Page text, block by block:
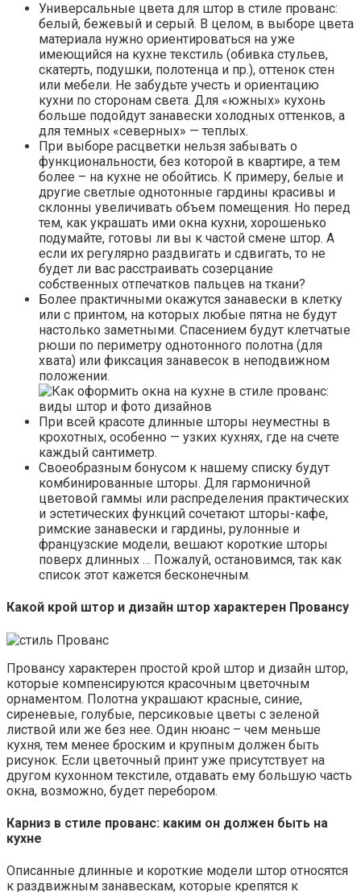
Универсальные цвета для штор в стиле прованс:
белый, бежевый и серый. В целом, в выборе цвета
материала нужно ориентироваться на уже
имеющийся на кухне текстиль (обивка стульев,
скатерть, подушки, полотенца и пр.), оттенок стен
или мебели. Не забудьте учесть и ориентацию
кухни по сторонам света. Для «южных» кухонь
больше подойдут занавески холодных оттенков, а
для темных «северных» — теплых.
При выборе расцветки нельзя забывать о
функциональности, без которой в квартире, а тем
более – на кухне не обойтись. К примеру, белые и
другие светлые однотонные гардины красивы и
склонны увеличивать объем помещения. Но перед
тем, как украшать ими окна кухни, хорошенько
подумайте, готовы ли вы к частой смене штор. А
если их регулярно раздвигать и сдвигать, то не
будет ли вас расстраивать созерцание
собственных отпечатков пальцев на ткани?
Более практичными окажутся занавески в клетку
или с принтом, на которых любые пятна не будут
настолько заметными. Спасением будут клетчатые
рюши по периметру однотонного полотна (для
хвата) или фиксация занавесок в неподвижном
положении.
При всей красоте длинные шторы неуместны в
крохотных, особенно — узких кухнях, где на счете
каждый сантиметр.
Своеобразным бонусом к нашему списку будут
комбинированные шторы. Для гармоничной
цветовой гаммы или распределения практических
и эстетических функций сочетают шторы-кафе,
римские занавески и гардины, рулонные и
французские модели, вешают короткие шторы
поверх длинных … Пожалуй, остановимся, так как
список этот кажется бесконечным.
Какой крой штор и дизайн штор характерен Провансу
Провансу характерен простой крой штор и дизайн штор,
которые компенсируются красочным цветочным
орнаментом. Полотна украшают красные, синие,
сиреневые, голубые, персиковые цветы с зеленой
листвой или же без нее. Один нюанс – чем меньше
кухня, тем менее броским и крупным должен быть
рисунок. Если цветочный принт уже присутствует на
другом кухонном текстиле, отдавать ему большую часть
окна, возможно, будет перебором.
Карниз в стиле прованс: каким он должен быть на
кухне
Описанные длинные и короткие модели штор относятся
к раздвижным занавескам, которые крепятся к